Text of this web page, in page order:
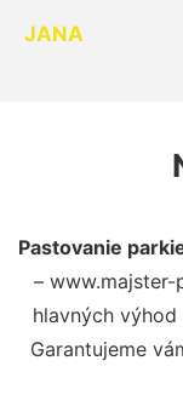
JANA
Pastovanie
– www.majster-
hlavných
Garantujeme